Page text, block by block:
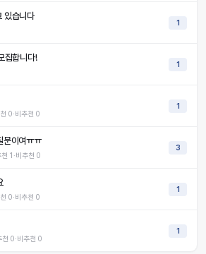
있습니다
1
집합니다!
1
0·비추천 0
1
문이여ㅠㅠ
천 1 ·비추천 0
3
0·비추천 0
1
천 0·비추천 0
1